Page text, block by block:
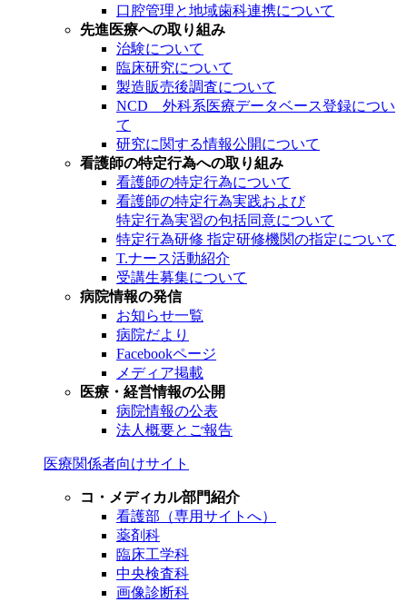
口腔管理と地域歯科連携について
先進医療への取り組み
治験について
臨床研究について
製造販売後調査について
NCD 外科系医療データベース登録につい
て
研究に関する情報公開について
看護師の特定行為への取り組み
看護師の特定行為について
看護師の特定行為実践および
特定行為実習の包括同意について
特定行為研修 指定研修機関の指定について
T.ナース活動紹介
受講生募集について
病院情報の発信
お知らせ一覧
病院だより
Facebookページ
メディア掲載
医療・経営情報の公開
病院情報の公表
法人概要とご報告
医療関係者向けサイト
コ・メディカル部門紹介
看護部（専用サイトへ）
薬剤科
臨床工学科
中央検査科
画像診断科